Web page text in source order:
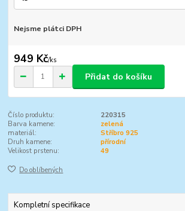
Nejsme plátci DPH
949 Kč/ks
Přidat do košíku
Číslo produktu:
220315
Barva kamene:
zelená
materiál:
Stříbro 925
Druh kamene:
přírodní
Velikost prstenu:
49
Do oblíbených
Kompletní specifikace